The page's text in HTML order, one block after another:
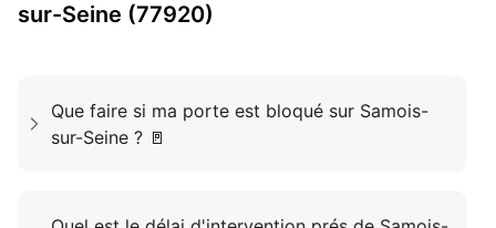
sur-Seine (77920)
Que faire si ma porte est bloqué sur Samois-
sur-Seine ? 🚪